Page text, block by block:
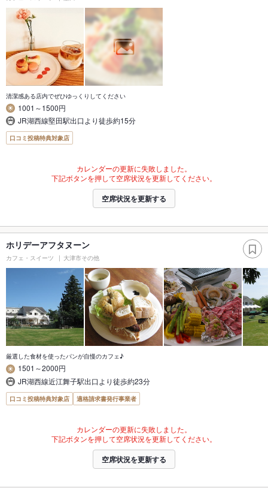
清潔感ある店内でぜひゆっくりしてください
1001～1500円
JR湖西線堅田駅出口より徒歩約15分
口コミ投稿特典対象店
カレンダーの更新に失敗しました。
下記ボタンを押して空席状況を更新してください。
空席状況を更新する
ホリデーアフタヌーン
カフェ・スイーツ 大津市その他
厳選した食材を使ったパンが自慢のカフェ♪
1501～2000円
JR湖西線近江舞子駅出口より徒歩約23分
口コミ投稿特典対象店 適格請求書発行事業者
カレンダーの更新に失敗しました。
下記ボタンを押して空席状況を更新してください。
空席状況を更新する